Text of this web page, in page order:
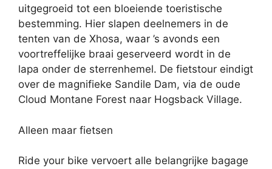
uitgegroeid tot een bloeiende toeristische
bestemming. Hier slapen deelnemers in de
tenten van de Xhosa, waar ’s avonds een
voortreffelijke braai geserveerd wordt in de
lapa onder de sterrenhemel. De fietstour eindigt
over de magnifieke Sandile Dam, via de oude
Cloud Montane Forest naar Hogsback Village.
Alleen maar fietsen
Ride your bike vervoert alle belangrijke bagage